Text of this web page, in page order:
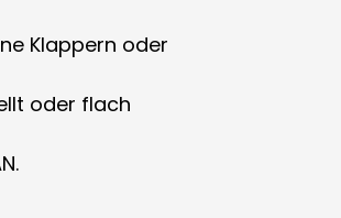
Klappern oder
oder flach